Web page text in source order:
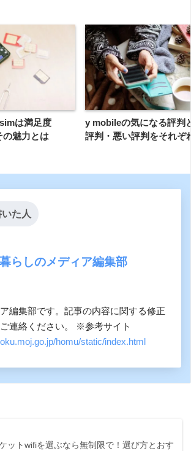
は満足度
の魅力とは
y mobileの気になる評判
評判・悪い評判をそれぞ
た人
暮らしのメディア編集部
編集部です。記事の内容に関する修正
連絡ください。 ※参考サイト
homu/static/index.html
ットwifiを選ぶなら無制限で！選び方とおす